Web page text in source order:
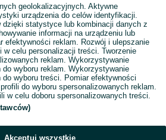
geolokalizacyjnych. Aktywne
urządzenia do celów identyfikacji.
dzięki statystyce lub kombinacji danych z
informacji na urządzeniu lub
efektywności reklam. Rozwój i ulepszanie
w celu personalizacji treści. Tworzenie
reklam. Wykorzystywanie
wyboru reklam. Wykorzystywanie
wyboru treści. Pomiar efektywności
do wyboru spersonalizowanych reklam.
w celu doboru spersonalizowanych treści.
Akceptuj wszystkie